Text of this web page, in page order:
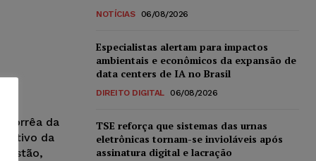
Corrêa da
da
NOTÍCIAS 06/08/2026
Especialistas alertam para impactos
ambientais e econômicos da expansão de
data centers de IA no Brasil
DIREITO DIGITAL 06/08/2026
TSE reforça que sistemas das urnas
eletrônicas tornam-se invioláveis após
assinatura digital e lacração